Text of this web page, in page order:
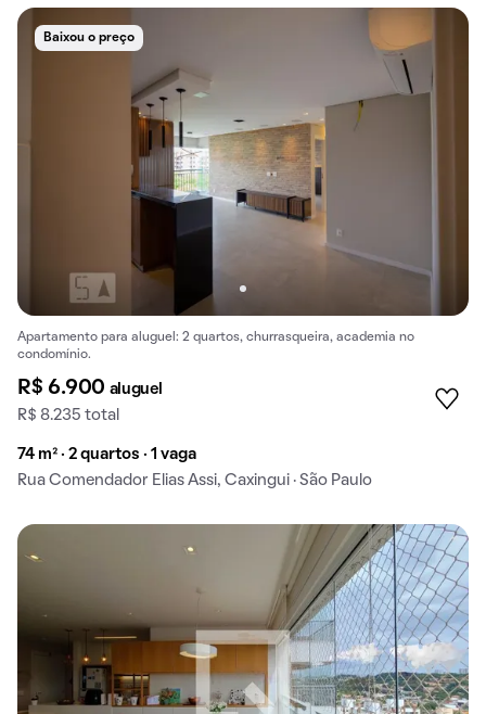
Baixou o preço
Apartamento para aluguel: 2 quartos, churrasqueira, academia no
condomínio.
R$ 6.900 aluguel
R$ 8.235 total
74 m² · 2 quartos · 1 vaga
Rua Comendador Elias Assi, Caxingui · São Paulo